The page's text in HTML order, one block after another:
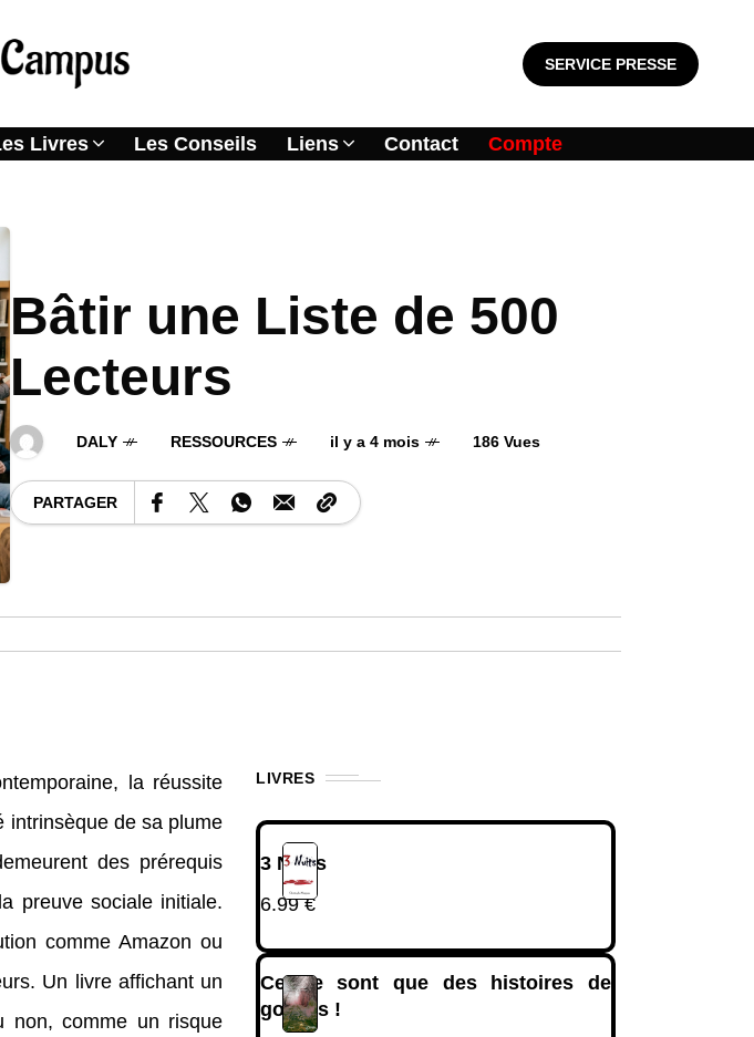
SERVICE PRESSE
Livres Les Conseils Liens Contact Compte
Bâtir une Liste de 500
Lecteurs
DALY RESSOURCES il y a 4 mois 186 Vues
PARTAGER
la réussite
intrinsèque de sa plume
des prérequis
preuve sociale initiale.
comme Amazon ou
Un livre affichant un
non, comme un risque
LIVRES
3 Nuits
6.99€
Ce ne sont que des histoires de
gosses !